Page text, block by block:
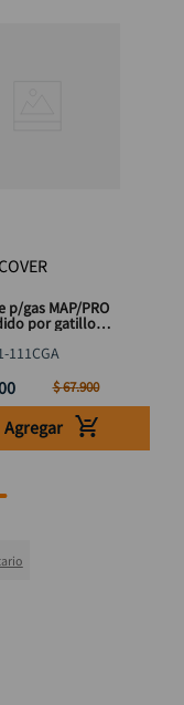
p/gas MAP/PRO
por gatillo
111CGA
$67.900
Agregar